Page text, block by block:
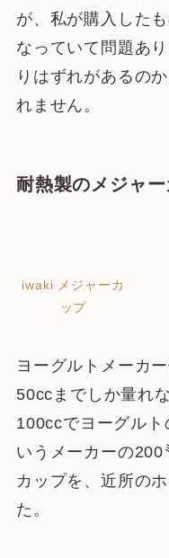
が、私が購入した
なっていて問題あ
りはずれがあるの
れません。
耐熱製のメジャ
iwaki メジャーカ
ップ
ヨーグルトメーカ
50ccまでしか量れ
100ccでヨーグル
いうメーカーの
カップを、近所の
た。